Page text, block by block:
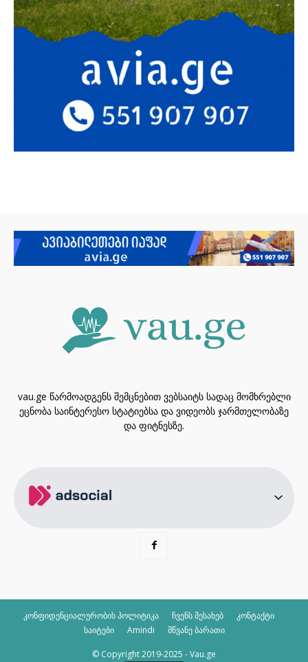
vau.ge წარმოადგენს შემცნებით ვებსაიტს სადაც მომხრებლი
ეცნობა საინტერესო სტატიებსა და ვიდეობს ჯარმთელობაზე
და ფიტნესზე.
კონფიდენციალურობის პოლიტიკა ჩვენს შესახებ
კონტაქტი
საიტები
Amindi მწვანე ბარათი
© Copyright 2019-2025 - Vau.ge